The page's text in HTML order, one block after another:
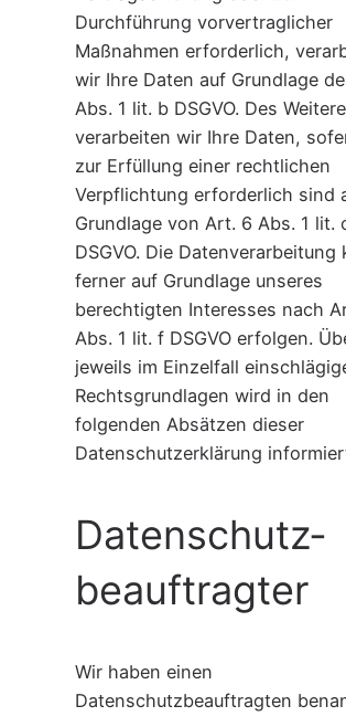
Durchführung vorvertraglicher
Maßnahmen erforderlich,
wir Ihre Daten auf Grundlage
Abs. 1 lit. b DSGVO. Des
verarbeiten wir Ihre Daten,
zur Erfüllung einer rechtlichen
Verpflichtung erforderlich sind
Grundlage von Art. 6 Abs. 1 lit.
DSGVO. Die Datenverarbeitung
ferner auf Grundlage unseres
berechtigten Interesses nach
Abs. 1 lit. f DSGVO erfolgen.
jeweils im Einzelfall
Rechtsgrundlagen wird in den
folgenden Absätzen dieser
Datenschutzerklärung
Datenschutz­
beauftragter
Wir haben einen
Datenschutzbeauftragten